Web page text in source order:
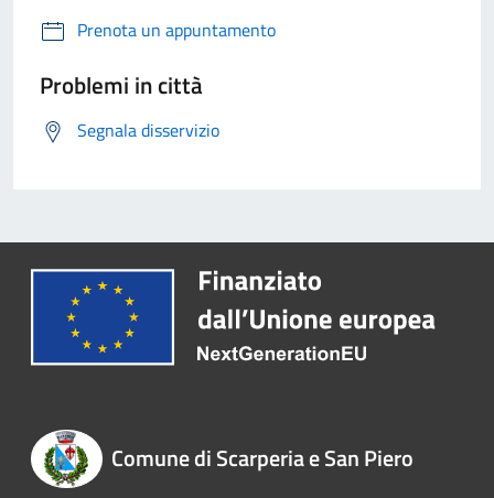
Prenota un appuntamento
Problemi in città
Segnala disservizio
Comune di Scarperia e San Piero